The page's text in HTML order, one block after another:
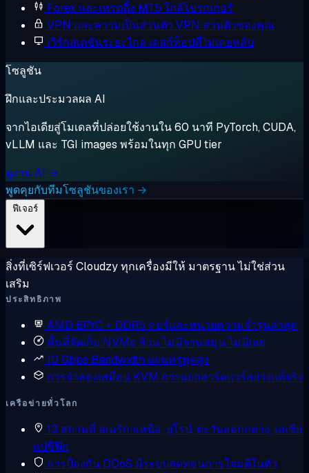
Forex และเทรดดิ้ง MT5 ใกล้โบรกเกอร์
VPN และความเป็นส่วนตัว VPN ส่วนตัวของคุณ
เวิร์กสเตชันระยะไกล เดสก์ท็อปที่ไม่เคยหลับ
โซลูชัน
ฝึกและประมวลผล AI
จากไอเดียสู่โมเดลที่ปล่อยใช้งานใน 60 นาที PyTorch, CUDA,
vLLM และ TGI images พร้อมในทุก GPU tier
ดูงาน AI →
พูดคุยกับทีมโซลูชันของเรา →
สิ่งที่เซิร์ฟเวอร์ Cloudzy ทุกเครื่องมีให้ มาตรฐาน ไม่ใช่ส่วน
เสริม
ประสิทธิภาพ
AMD EPYC + DDR5 คอร์และหน่วยความจำรุ่นล่าสุด
พื้นที่จัดเก็บ NVMe ล้วนไม่มีจานหมุน ไม่มีเลย
10 Gbps Bandwidth แผนทรูพุตสูง
การจำลองเสมือน KVM การแยกฮาร์ดแวร์อย่างแท้จริง
เครือข่ายทั่วโลก
13 สถานที่ อเมริกาเหนือ, ยุโรป, ตะวันออกกลาง, เอเชีย
แปซิฟิก
การป้องกัน DDoS มีระบบลดทอนการโจมตีในตัว